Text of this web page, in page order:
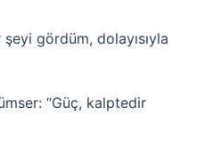
şeyi gördüm, dolayısıyla
“Güç, kalptedir